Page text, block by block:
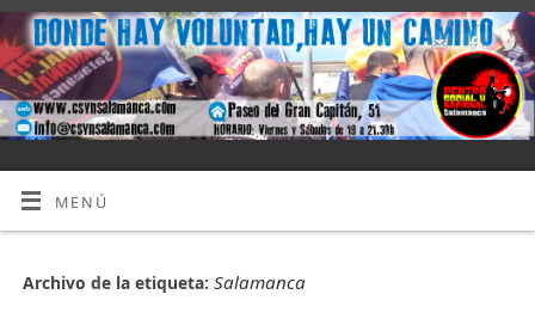
MENÚ
Archivo de la etiqueta: Salamanca